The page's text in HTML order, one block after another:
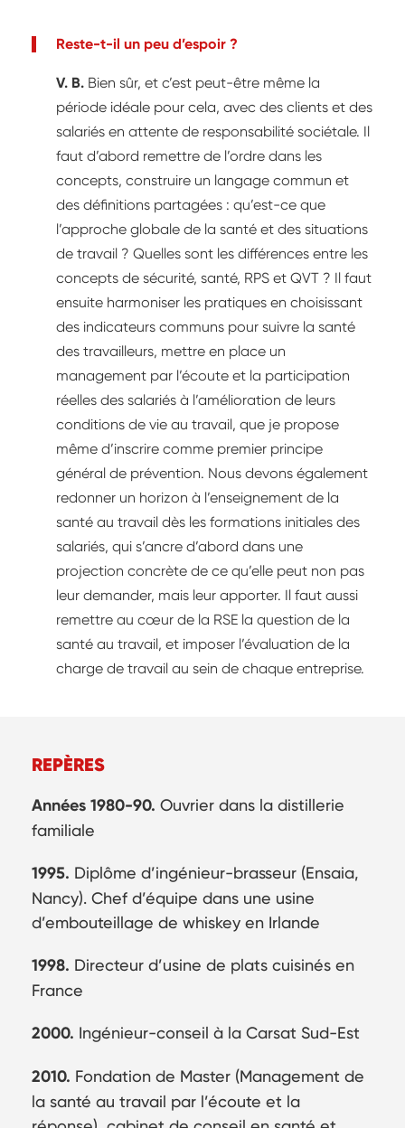
Reste-t-il un peu d’espoir ?
V. B. Bien sûr, et c’est peut-être même la
période idéale pour cela, avec des clients et des
salariés en attente de responsabilité sociétale. Il
faut d’abord remettre de l’ordre dans les
concepts, construire un langage commun et
des définitions partagées : qu’est-ce que
l’approche globale de la santé et des situations
de travail ? Quelles sont les différences entre les
concepts de sécurité, santé, RPS et QVT ? Il faut
ensuite harmoniser les pratiques en choisissant
des indicateurs communs pour suivre la santé
des travailleurs, mettre en place un
management par l’écoute et la participation
réelles des salariés à l’amélioration de leurs
conditions de vie au travail, que je propose
même d’inscrire comme premier principe
général de prévention. Nous devons également
redonner un horizon à l’enseignement de la
santé au travail dès les formations initiales des
salariés, qui s’ancre d’abord dans une
projection concrète de ce qu’elle peut non pas
leur demander, mais leur apporter. Il faut aussi
remettre au cœur de la RSE la question de la
santé au travail, et imposer l’évaluation de la
charge de travail au sein de chaque entreprise.
REPÈRES
Années 1980-90. Ouvrier dans la distillerie
familiale
1995. Diplôme d’ingénieur-brasseur (Ensaia,
Nancy). Chef d’équipe dans une usine
d’embouteillage de whiskey en Irlande
1998. Directeur d’usine de plats cuisinés en
France
2000. Ingénieur-conseil à la Carsat Sud-Est
2010. Fondation de Master (Management de
la santé au travail par l’écoute et la